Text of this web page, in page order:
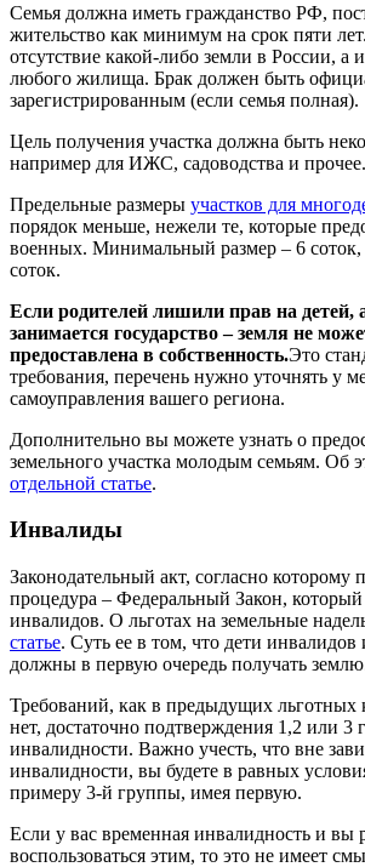
Семья должна иметь гражданство РФ,
жительство как минимум на срок пяти
отсутствие какой-либо земли в России, а
любого жилища. Брак должен быть
зарегистрированным (если семья полная).
Цель получения участка должна быть
например для ИЖС, садоводства и прочее.
Предельные размеры участков для
порядок меньше, нежели те, которые
военных. Минимальный размер – 6
соток.
Если родителей лишили прав на детей,
занимается государство – земля не
предоставлена в собственность.Это
требования, перечень нужно уточнять у
самоуправления вашего региона.
Дополнительно вы можете узнать о
земельного участка молодым семьям. Об
отдельной статье.
Инвалиды
Законодательный акт, согласно которому
процедура – Федеральный Закон, который
инвалидов. О льготах на земельные
статье. Суть ее в том, что дети
должны в первую очередь получать
Требований, как в предыдущих льготных
нет, достаточно подтверждения 1,2 или 3
инвалидности. Важно учесть, что вне
инвалидности, вы будете в равных
примеру 3-й группы, имея первую.
Если у вас временная инвалидность и вы
воспользоваться этим, то это не имеет